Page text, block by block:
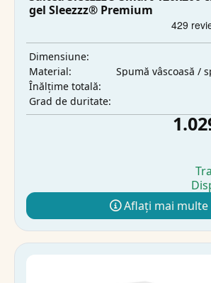
gel Sleezzz® Premium
Dimensiune:
Material:
Spumă vâscoasă /
Înălțime totală:
Grad de duritate:
Aflați mai multe